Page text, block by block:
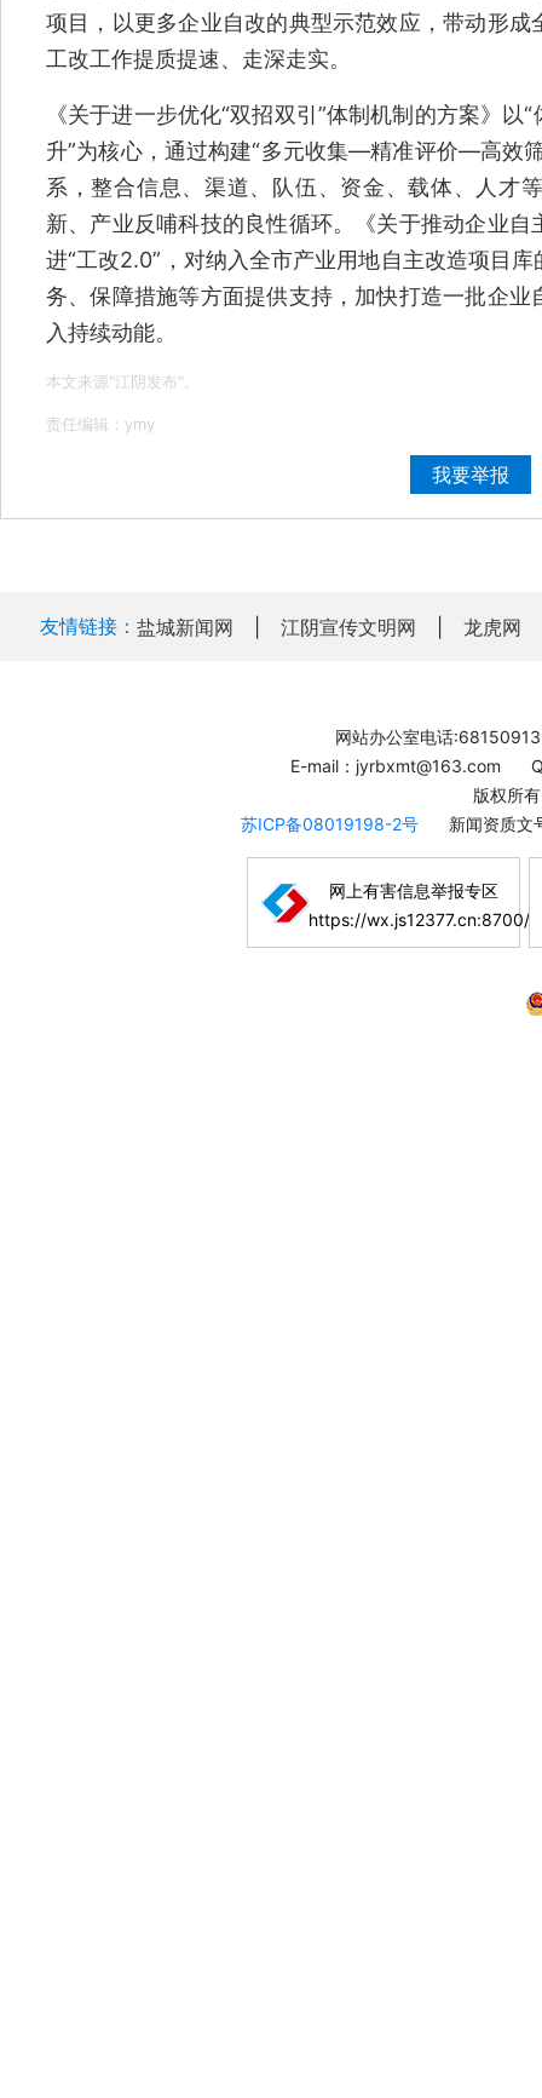
项目，以更多企业自改的典型示范效应，带动形
工改工作提质提速、走深走实。
《关于进一步优化“双招双引”体制机制的方案》
升”为核心，通过构建“多元收集—精准评价—高效
系，整合信息、渠道、队伍、资金、载体、人才
新、产业反哺科技的良性循环。《关于推动企业
进“工改2.0”，对纳入全市产业用地自主改造项目
务、保障措施等方面提供支持，加快打造一批企
入持续动能。
本文来源"江阴发布"。
责任编辑：ymy
我要举报
友情链接： 盐城新闻网 江阴宣传文明网 龙虎网
网站办公室电话:68150913
E-mail：jyrbxmt@163.com
版权所
苏ICP备08019198-2号
新闻资质
网上有害信息举报专区
https://wx.js12377.cn:8700/